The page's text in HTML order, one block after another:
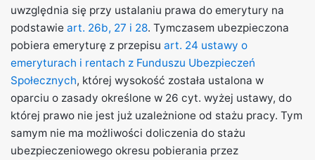
uwzględnia się przy ustalaniu prawa do emerytury na
podstawie art. 26b, 27 i 28. Tymczasem ubezpieczona
pobiera emeryturę z przepisu art. 24 ustawy o
emeryturach i rentach z Funduszu Ubezpieczeń
Społecznych, której wysokość została ustalona w
oparciu o zasady określone w 26 cyt. wyżej ustawy, do
której prawo nie jest już uzależnione od stażu pracy. Tym
samym nie ma możliwości doliczenia do stażu
ubezpieczeniowego okresu pobierania przez